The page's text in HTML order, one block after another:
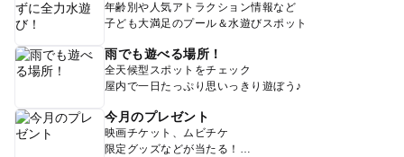
年齢別や人気アトラクション情報など
子ども大満足のプール＆水遊びスポット
雨でも遊べる場所！
全天候型スポットをチェック
屋内で一日たっぷり思いっきり遊ぼう♪
今月のプレゼント
映画チケット、ムビチケ
限定グッズなどが当たる！